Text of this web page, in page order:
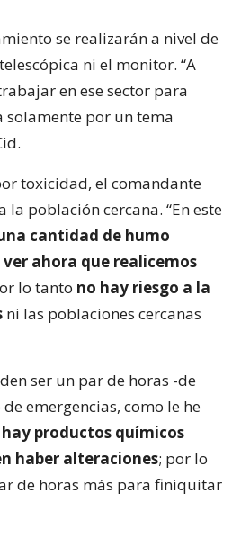
se realizarán a nivel de
ni el monitor. “A
en ese sector para
por un tema
toxicidad, el comandante
población cercana. “En este
cantidad de humo
ahora que realicemos
lo tanto no hay riesgo a la
ni las poblaciones cercanas
ser un par de horas -de
emergencias, como le he
productos químicos
haber alteraciones; por lo
de horas más para finiquitar